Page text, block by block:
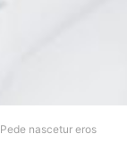
Pede nascetur eros